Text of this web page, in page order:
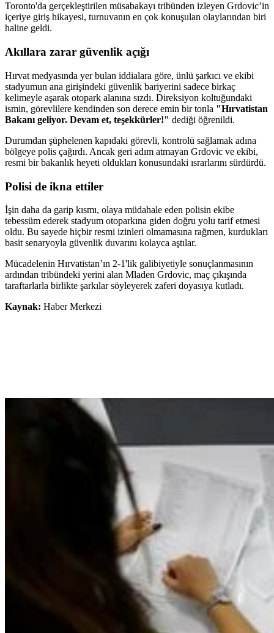
Toronto'da gerçekleştirilen müsabakayı tribünden izleyen Grdovic’in
içeriye giriş hikayesi, turnuvanın en çok konuşulan olaylarından biri
haline geldi.
Akıllara zarar güvenlik açığı
Hırvat medyasında yer bulan iddialara göre, ünlü şarkıcı ve ekibi
stadyumun ana girişindeki güvenlik bariyerini sadece birkaç
kelimeyle aşarak otopark alanına sızdı. Direksiyon koltuğundaki
ismin, görevlilere kendinden son derece emin bir tonla "Hırvatistan
Bakanı geliyor. Devam et, teşekkürler!" dediği öğrenildi.
Durumdan şüphelenen kapıdaki görevli, kontrolü sağlamak adına
bölgeye polis çağırdı. Ancak geri adım atmayan Grdovic ve ekibi,
resmi bir bakanlık heyeti oldukları konusundaki ısrarlarını sürdürdü.
Polisi de ikna ettiler
İşin daha da garip kısmı, olaya müdahale eden polisin ekibe
tebessüm ederek stadyum otoparkına giden doğru yolu tarif etmesi
oldu. Bu sayede hiçbir resmi izinleri olmamasına rağmen, kurdukları
basit senaryoyla güvenlik duvarını kolayca aştılar.
Mücadelenin Hırvatistan’ın 2-1'lik galibiyetiyle sonuçlanmasının
ardından tribündeki yerini alan Mladen Grdovic, maç çıkışında
taraftarlarla birlikte şarkılar söyleyerek zaferi doyasıya kutladı.
Kaynak: Haber Merkezi